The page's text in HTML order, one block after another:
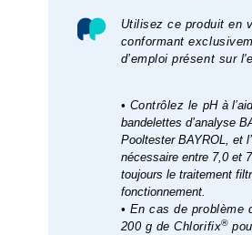
Utilisez ce produit en
conformant
d’emploi présent sur
• Contrôlez le pHà
bandelettes d’analyse
Pooltester BAYROL, et
nécessaire entre 7,0 et
toujours le traitement
fonctionnement.
• En cas de problème
200 g de Chlorifix®